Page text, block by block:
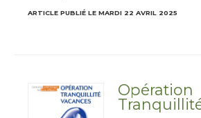
ARTICLE PUBLIÉ LE MARDI 22 AVRIL 2025
Opération